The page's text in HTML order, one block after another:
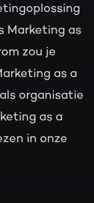
Marketing as
zou je
as a
organisatie
as a
in onze